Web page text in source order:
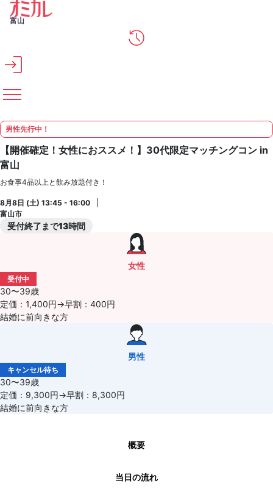
メインコンテンツへスキップ
富山
男性先行中！
【開催確定！女性におススメ！】30代限定マッチングコン in
富山
お食事4品以上と飲み放題付き！
8月8日 (土) 13:45 - 16:00
富山市
受付終了まで13時間
女性
受付中
30〜39歳
定価：1,400円→早割：400円
結婚に前向きな方
男性
キャンセル待ち
30〜39歳
定価：9,300円→早割：8,300円
結婚に前向きな方
概要
当日の流れ